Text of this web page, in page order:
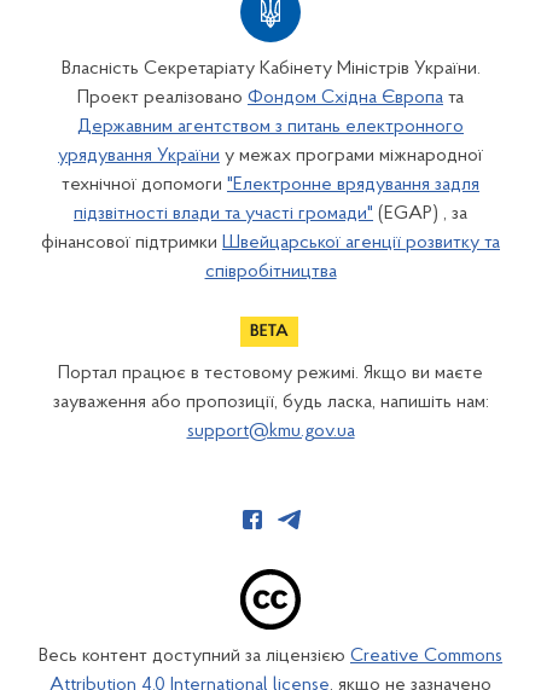
Власність Секретаріату Кабінету Міністрів України.
Проект реалізовано Фондом Східна Європа та
Державним агентством з питань електронного
урядування України у межах програми міжнародної
технічної допомоги "Електронне врядування задля
підзвітності влади та участі громади" (EGAP) , за
фінансової підтримки Швейцарської агенції розвитку та
співробітництва
Портал працює в тестовому режимі. Якщо ви маєте
зауваження або пропозиції, будь ласка, напишіть нам:
support@kmu.gov.ua
Весь контент доступний за ліцензією Creative Commons
Attribution 4.0 International license, якщо не зазначено